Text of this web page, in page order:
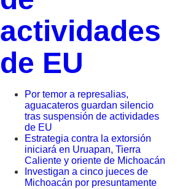
actividades
de EU
Por temor a represalias,
aguacateros guardan silencio
tras suspensión de actividades
de EU
Estrategia contra la extorsión
iniciará en Uruapan, Tierra
Caliente y oriente de Michoacán
Investigan a cinco jueces de
Michoacán por presuntamente